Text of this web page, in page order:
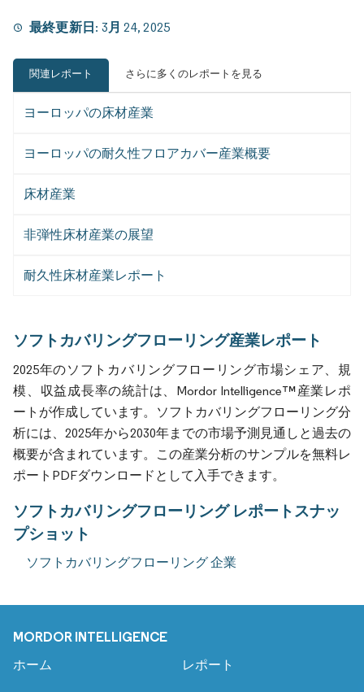
最終更新日: 3月 24, 2025
関連レポート さらに多くのレポートを見る
ヨーロッパの床材産業
ヨーロッパの耐久性フロアカバー産業概要
床材産業
非弾性床材産業の展望
耐久性床材産業レポート
ソフトカバリングフローリング産業レポート
2025年のソフトカバリングフローリング市場シェア、規
模、収益成長率の統計は、Mordor Intelligence™産業レポ
ートが作成しています。ソフトカバリングフローリング分
析には、2025年から2030年までの市場予測見通しと過去の
概要が含まれています。この産業分析のサンプルを無料レ
ポートPDFダウンロードとして入手できます。
ソフトカバリングフローリング レポートスナッ
プショット
ソフトカバリングフローリング 企業
MORDOR INTELLIGENCE
ホーム レポート